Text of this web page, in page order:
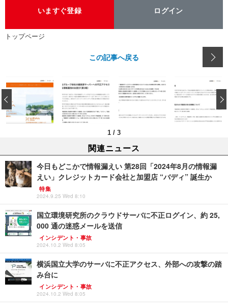
いますぐ登録 ログイン
トップページ
この記事へ戻る
1 / 3
‹
関連ニュース
今日もどこかで情報漏えい 第28回「2024年8月の情報漏
えい」クレジットカード会社と加盟店 “バディ” 誕生か
特集
2024.9.25 Wed 8:10
国立環境研究所のクラウドサーバに不正ログイン、約 25,
000 通の迷惑メールを送信
インシデント・事故
2024.10.2 Wed 8:05
横浜国立大学のサーバに不正アクセス、外部への攻撃の踏
み台に
インシデント・事故
2024.10.2 Wed 8:05